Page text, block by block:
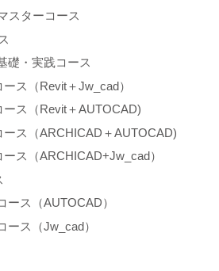
スターコース
礎・実践コース
ス（Revit＋Jw_cad）
ス（Revit＋AUTOCAD)
ス（ARCHICAD＋AUTOCAD)
ス（ARCHICAD+Jw_cad）
ス（AUTOCAD）
ス（Jw_cad）